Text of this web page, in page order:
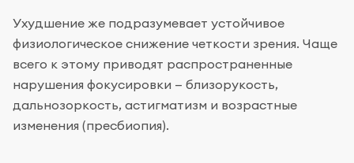
Ухудшение же подразумевает устойчивое
физиологическое снижение четкости зрения. Чаще
всего к этому приводят распространенные
нарушения фокусировки — близорукость,
дальнозоркость, астигматизм и возрастные
изменения (пресбиопия).